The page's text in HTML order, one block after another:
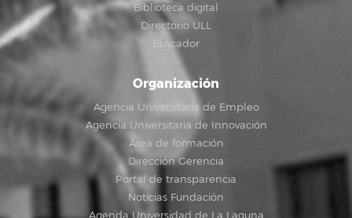
Biblioteca digital
Directorio ULL
Buscador
Organización
Agencia Universitaria de Empleo
Agencia Universitaria de Innovación
Área de formación
Dirección Gerencia
Portal de transparencia
Noticias Fundación
Agenda Universidad de La Laguna